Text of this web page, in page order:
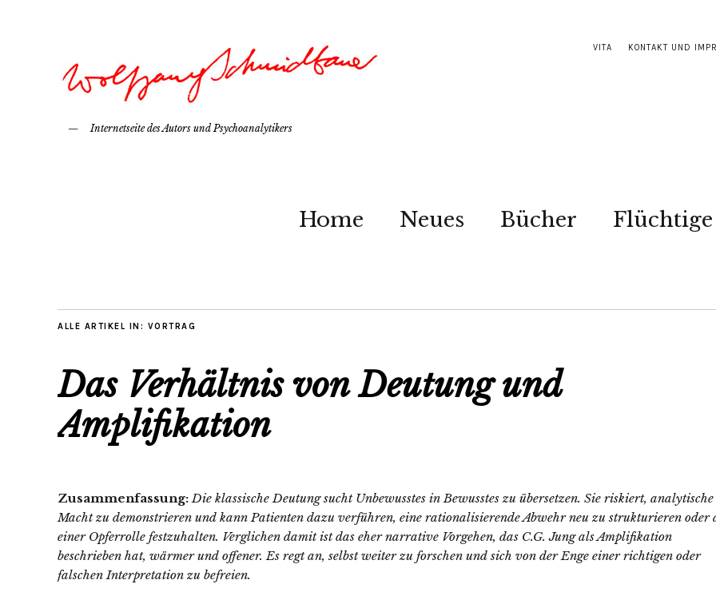
VITA KONTAKT UND
Internetseite des Autors und Psychoanalytikers
Home Neues Bücher Flüchtige
ALLE ARTIKEL IN: VORTRAG
Das Verhältnis von Deutung und
Amplifikation
Zusammenfassung: Die klassische Deutung sucht Unbewusstes in Bewusstes zu übersetzen. Sie riskiert, analytische
Macht zu demonstrieren und kann Patienten dazu verführen, eine rationalisierende Abwehr neu zu strukturieren oder
einer Opferrolle festzuhalten. Verglichen damit ist das eher narrative Vorgehen, das C.G. Jung als Amplifikation
beschrieben hat, wärmer und offener. Es regt an, selbst weiter zu forschen und sich von der Enge einer richtigen oder
falschen Interpretation zu befreien.